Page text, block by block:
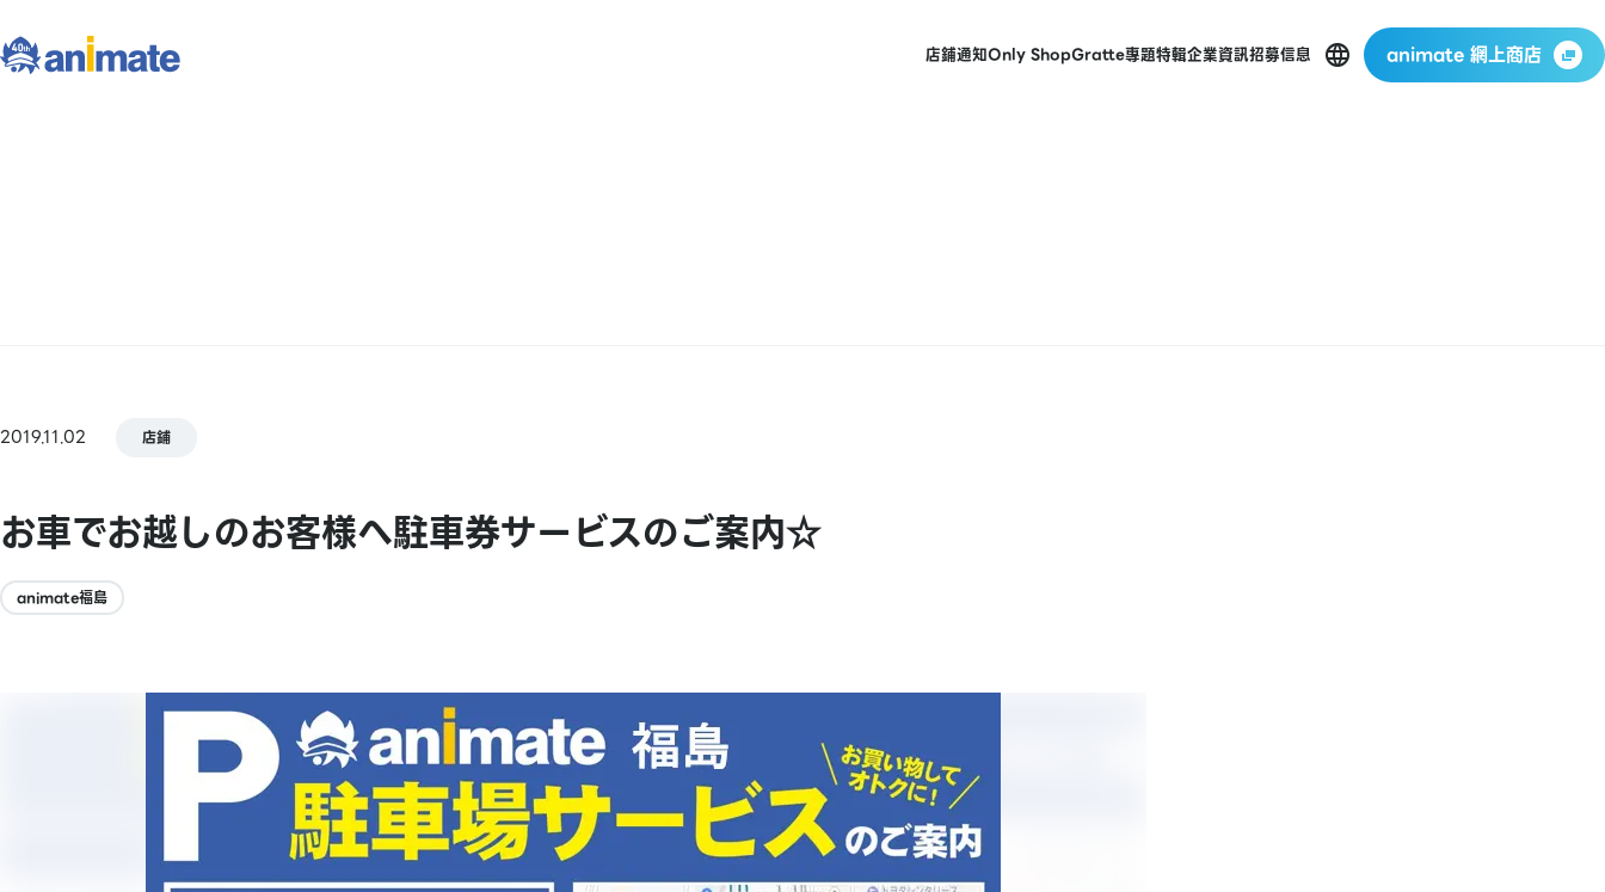
店鋪通知Only ShopGratte專題特輯企業資訊招募信息 animate 網上商店
2019.11.02 店鋪
お車でお越しのお客様へ駐車券サービスのご案内☆
animate福島